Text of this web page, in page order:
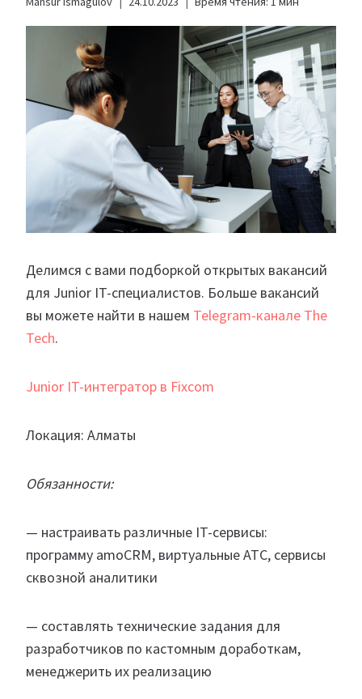
Делимся с вами подборкой открытых вакансий
для Junior IT-специалистов. Больше вакансий
вы можете найти в нашем Telegram-канале The
Tech.
Junior IT-интегратор в Fixcom
Локация: Алматы
Обязанности:
— настраивать различные IT-сервисы:
программу amoCRM, виртуальные АТС, сервисы
сквозной аналитики
— составлять технические задания для
разработчиков по кастомным доработкам,
менеджерить их реализацию